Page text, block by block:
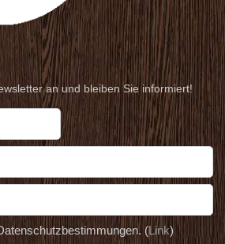
an und bleiben Sie informiert!
(Link)